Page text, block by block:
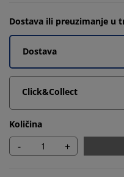
Dostava ili preuzimanje u
Dostava
Click&Collect
Količina
- +